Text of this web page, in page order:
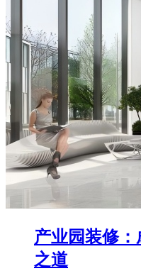
产业园装修
之道